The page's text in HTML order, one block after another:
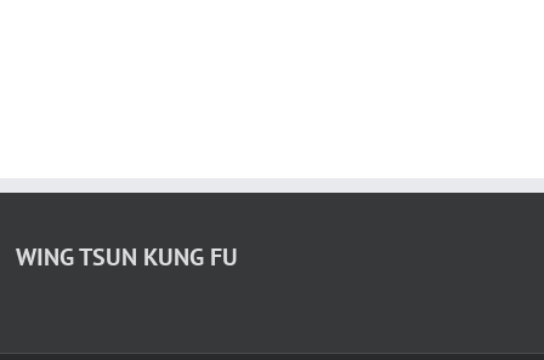
WING TSUN KUNG FU